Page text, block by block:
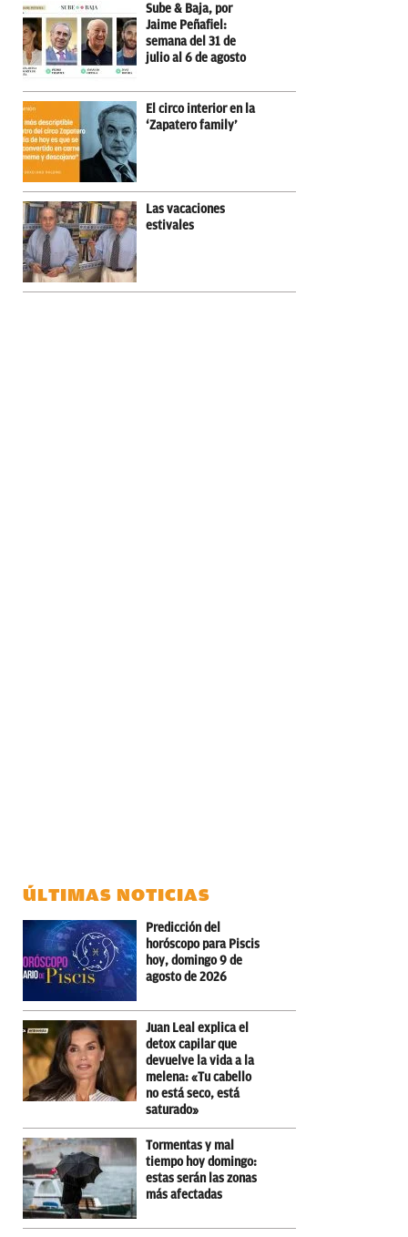
Sube & Baja, por
Jaime Peñafiel:
semana del 31 de
julio al 6 de agosto
El circo interior en la
‘Zapatero family’
Las vacaciones
estivales
ÚLTIMAS NOTICIAS
Predicción del
horóscopo para Piscis
hoy, domingo 9 de
agosto de 2026
Juan Leal explica el
detox capilar que
devuelve la vida a la
melena: «Tu cabello
no está seco, está
saturado»
Tormentas y mal
tiempo hoy domingo:
estas serán las zonas
más afectadas